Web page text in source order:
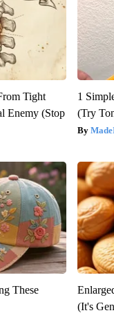
Tight
Enemy (Stop
1
(Try
These
(It's